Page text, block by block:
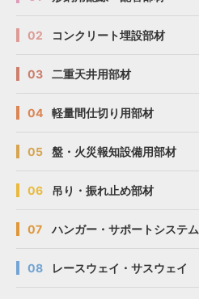
02 コンクリート埋設部材
03 二重天井用部材
04 軽量間仕切り用部材
05 盤・火災報知設備用部材
06 吊り・振れ止め部材
07 ハンガー・サポートシステム
08 レースウェイ・サスウェイ